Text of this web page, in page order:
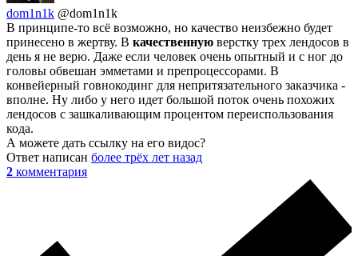
dom1n1k @dom1n1k
В принципе-то всё возможно, но качество неизбежно будет
принесено в жертву. В качественную верстку трех лендосов в
день я не верю. Даже если человек очень опытный и с ног до
головы обвешан эмметами и препроцессорами. В
конвейерный говнокодинг для непритязательного заказчика -
вполне. Ну либо у него идет большой поток очень похожих
лендосов с зашкаливающим процентом переиспользования
кода.
А можете дать ссылку на его видос?
Ответ написан более трёх лет назад
2 комментария